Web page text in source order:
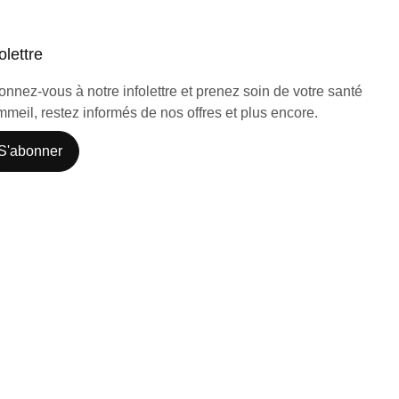
vous à notre infolettre et prenez soin de votre santé
restez informés de nos offres et plus encore.